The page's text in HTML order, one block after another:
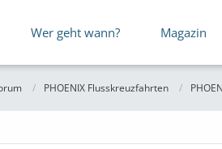
Wer geht wann? Magazin
PHOENIX Flusskreuzfahrten